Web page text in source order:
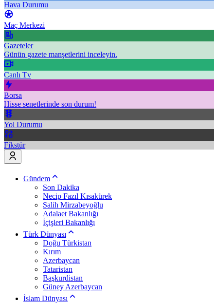
Hava Durumu
Maç Merkezi
Gazeteler
Günün gazete manşetlerini inceleyin.
Canlı Tv
Borsa
Hisse senetlerinde son durum!
Yol Durumu
Fikstür
Gündem
Son Dakika
Necip Fazıl Kısakürek
Salih Mirzabeyoğlu
Adalaet Bakanlığı
İçişleri Bakanlığı
Türk Dünyası
Doğu Türkistan
Kırım
Azerbaycan
Tataristan
Başkurdistan
Güney Azerbaycan
İslam Dünyası